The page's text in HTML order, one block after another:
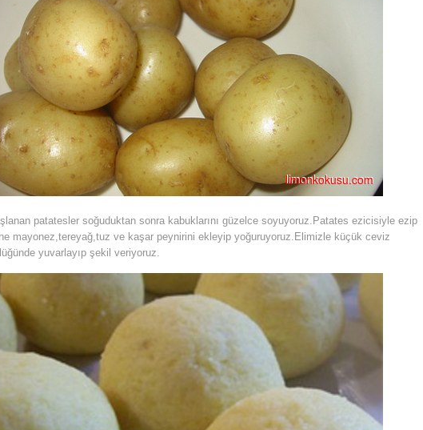
patatesler soğuduktan sonra kabuklarını güzelce soyuyoruz.Patates ezicisiyle ezip
mayonez,tereyağ,tuz ve kaşar peynirini ekleyip yoğuruyoruz.Elimizle küçük ceviz
yuvarlayıp şekil veriyoruz.